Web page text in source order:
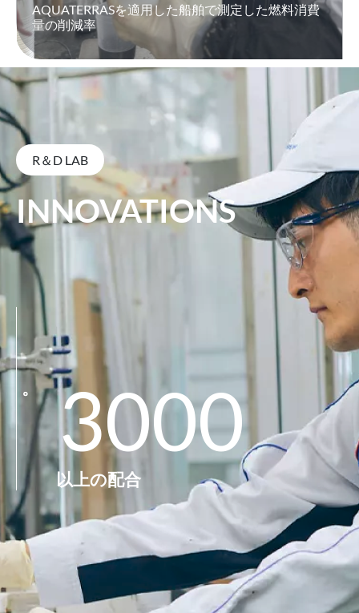
AQUATERRASを適用した船舶で測定した燃料消費
量の削減率
R＆D LAB
INNOVATIONS
。 3000
以上の配合